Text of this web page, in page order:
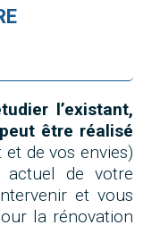
l’existant,
être réalisé
de vos envies)
de votre
et vous
la rénovation